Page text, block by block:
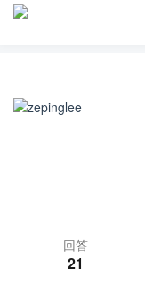
回答
21